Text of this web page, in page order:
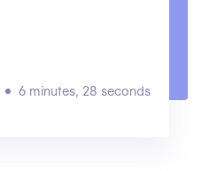
6 minutes, 28 seconds